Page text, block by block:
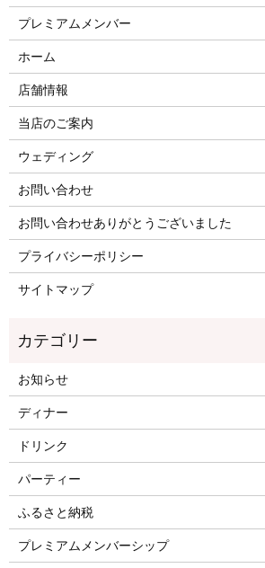
プレミアムメンバー
ホーム
店舗情報
当店のご案内
ウェディング
お問い合わせ
お問い合わせありがとうございました
プライバシーポリシー
サイトマップ
お知らせ
ディナー
ドリンク
パーティー
ふるさと納税
プレミアムメンバーシップ